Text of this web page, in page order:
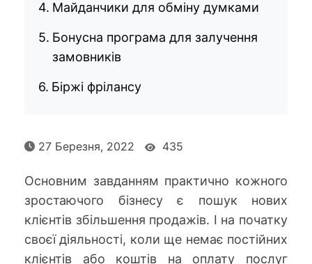
Майданчики для обміну думками
Бонусна програма для залучення
замовників
Біржі фрілансу
27 Березня, 2022 435
Основним завданням практично кожного
зростаючого бізнесу є пошук нових
клієнтів збільшення продажів. І на початку
своєї діяльності, коли ще немає постійних
клієнтів або коштів на оплату послуг